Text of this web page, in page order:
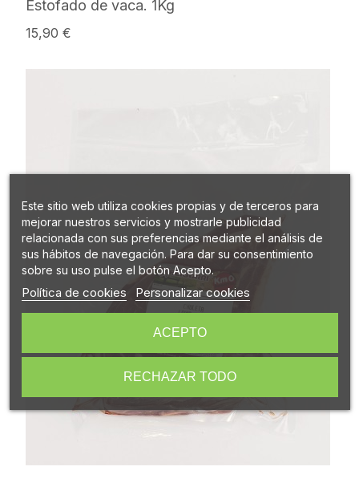
Estofado de vaca. 1Kg
15,90 €
Este sitio web utiliza cookies propias y de terceros para
mejorar nuestros servicios y mostrarle publicidad
relacionada con sus preferencias mediante el análisis de
sus hábitos de navegación. Para dar su consentimiento
sobre su uso pulse el botón Acepto.
Política de cookies Personalizar cookies
RECHAZAR TODO
ACEPTO